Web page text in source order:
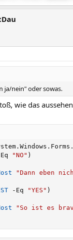
ja/nein" oder sowas.
wie das
"NO" )
"Dann eben
-Eq "YES" )
"So ist es